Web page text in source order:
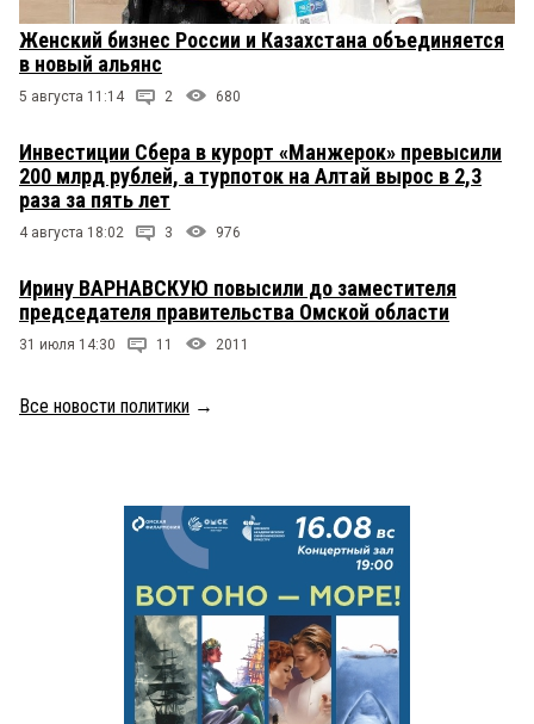
Женский бизнес России и Казахстана объединяется
в новый альянс
5 августа 11:14 2 680
Инвестиции Сбера в курорт «Манжерок» превысили
200 млрд рублей, а турпоток на Алтай вырос в 2,3
раза за пять лет
4 августа 18:02 3 976
Ирину ВАРНАВСКУЮ повысили до заместителя
председателя правительства Омской области
31 июля 14:30 11 2011
Все новости политики →